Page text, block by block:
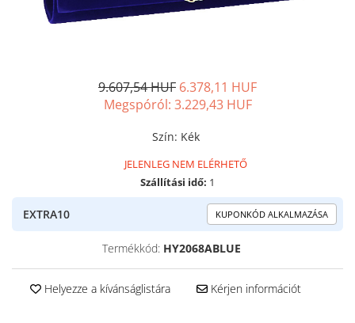
9.607,54 HUF 6.378,11 HUF
Megspóról: 3.229,43 HUF
Szín: Kék
JELENLEG NEM ELÉRHETŐ
Szállítási idő: 1
EXTRA10 KUPONKÓD ALKALMAZÁSA
Termékkód: HY2068ABLUE
Helyezze a kívánságlistára Kérjen információt